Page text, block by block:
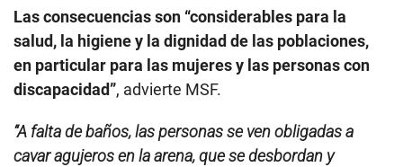
Las consecuencias son “considerables para la
salud, la higiene y la dignidad de las poblaciones,
en particular para las mujeres y las personas con
discapacidad”, advierte MSF.
“A falta de baños, las personas se ven obligadas a
cavar agujeros en la arena, que se desbordan y